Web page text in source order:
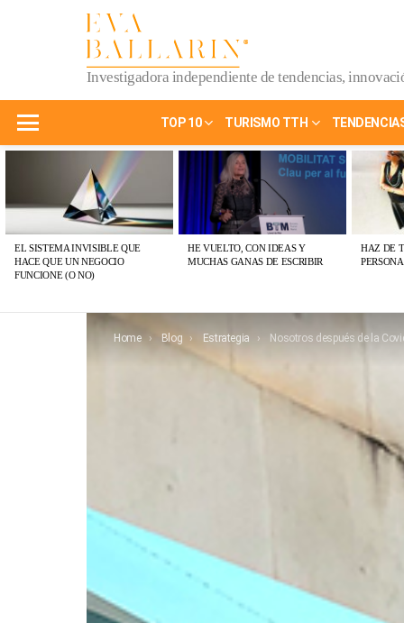
Investigadora independiente de tendencias,
TOP 10 TURISMO TTH
PUBLICACIONES
EL SISTEMA INVISIBLE QUE
HACE QUE UN NEGOCIO
FUNCIONE (O NO)
HE VUELTO, CON IDEAS Y
MUCHAS GANAS DE ESCRIBIR
HAZ DE
You are here:
Home Blog Estrategia Nosotros después de la Covid, influencers que crean dark